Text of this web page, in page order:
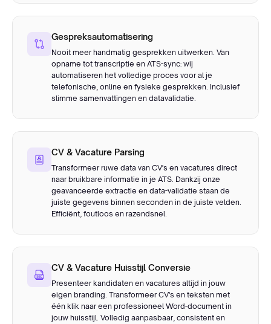
Gespreksautomatisering
Nooit meer handmatig gesprekken uitwerken. Van
opname tot transcriptie en ATS-sync: wij
automatiseren het volledige proces voor al je
telefonische, online en fysieke gesprekken. Inclusief
slimme samenvattingen en datavalidatie.
CV & Vacature Parsing
Transformeer ruwe data van CV's en vacatures direct
naar bruikbare informatie in je ATS. Dankzij onze
geavanceerde extractie en data-validatie staan de
juiste gegevens binnen seconden in de juiste velden.
Efficiënt, foutloos en razendsnel.
CV & Vacature Huisstijl Conversie
Presenteer kandidaten en vacatures altijd in jouw
eigen branding. Transformeer CV's en teksten met
één klik naar een professioneel Word-document in
jouw huisstijl. Volledig aanpasbaar, consistent en